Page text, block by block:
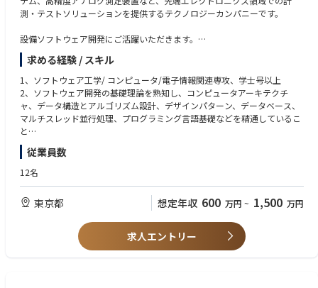
です。
合う社員一人ひとりの姿勢。単なる情報提供にとどまらず、創造性とテク
ノロジーを駆使して産業の再定義に挑戦し続けています。
事業を継続的に成長させ続けるには、プロダクトの品質を常に進化させて
いく必要があります。その進化に欠かせない重要なポジションこそが、プ
ロダクトマネージャーだと私たちは考えています。
ユーザーやサービスドメインに興味関心を持ち、深い共感と圧倒的な解像
度を持ってプロダクトとしてユーザーへの提供価値を最大化していくこ
と。「自分の仕事が社会を変える」という信念のもと、常に変化し続ける
クーリエで、未来にあるべきものを誰よりも先に実現する。そんなエキサ
イティングな挑戦に、あなたも参加してみませんか？
【クーリエCPO（元LINE執行役員）から見たクーリエの面白さ】
https://www.courier.jpn.com/ism/organization/cpo/
る方
・サービス成功のため、あらゆる課題に主体的にチャレンジする意欲をお
・部署の垣根を超えてコミュニケーションをとり、業務を推進できる方
測・テストソリューションを提供するテクノロジーカンパニーです。
設備ソフトウェア開発にご活躍いただきます。
【主な業務内容】
1. アプリケーションソフトウェア全体の開発設計、テスト検証、納品業務
を主導し、以下の業務を含む（ただしこれらに限定されない）：ソフトウ
ェアの要求分析、アーキテクチャ設計、UIプロトタイプ設計、概要設計、
アルゴリズム開発、 コード記述、デバッグ、テスト、検証等の業務
2、製品開発サイクル内の関連文書作成業務を主導（アーキテクチャ設計
書、概要設計書、詳細設計書等）
3、ソフトウェア製品の保守・最適化業務を主導し、ソフトウェアの非機
能的システム要件（性能、ユーザビリティ、保守性、拡張性、再利用性、
信頼性、有効性、テスト可能性等）を向上させる
4、 ソフトウェア製品の優位性発掘を主導し、業界の課題解決に注力し、
5、会社のソフトウェアプラットフォーム構築、コードレビューなどのプ
ラットフォーム化タスクの遂行を主導する。
求める経験 / スキル
1、ソフトウェア工学/ コンピュータ/電子情報関連専攻、学士号以上
2、ソフトウェア開発の基礎理論を熟知し、コンピュータアーキテクチ
ャ、データ構造とアルゴリズム設計、デザインパターン、データベース、
マルチスレッド並行処理、プログラミング言語基礎などを精通しているこ
と
3、少なくとも1つのプログラミング言語（C#、C/C++、Pythonなど）を
熟練していること
4、3年以上のソフトウェア開発経験を有し、 Linuxプラットフォームにお
通し、Windowsプラットフォームのソフトウェア開発環境を熟知、大規模
ソフトウェア開発経験を有すること。
5. 強い独立した分析力と問題解決能力を有し、データが反映する実際の問
題を分析・発見することに長けていること。DMM/LCR/SMU/オシロスコー
プ等の計測器の動作原理と使用経験がある者を優先的に考慮。
従業員数
12名
東京都 想定年収 600 万円 ~ 1,500 万円
求人エントリー